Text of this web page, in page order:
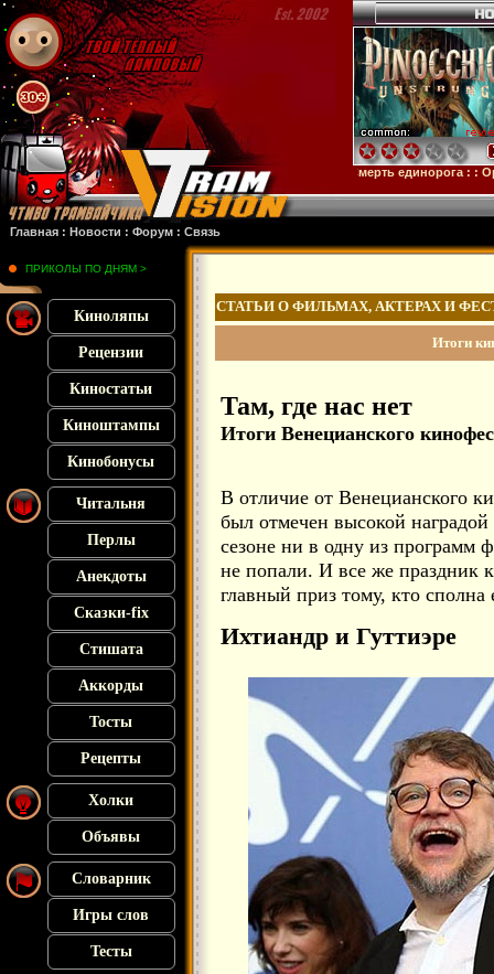
Главная : Новости : Форум : Связь
: :Микки 17: :Субстанция : :28 лет спустя Смерть единорога: :Орудия :
ПРИКОЛЫ ПО ДНЯМ >
Киноляпы
Рецензии
Киностатьи
Киноштампы
Кинобонусы
Читальня
Перлы
Анекдоты
Сказки-fix
Стишата
Аккорды
Тосты
Рецепты
Холки
Объявы
Словарник
Игры слов
Тесты
СТАТЬИ О ФИЛЬМАХ, АКТЕРАХ И
Итоги
Там, где нас нет
Итоги Венецианского
В отличие от Венецианского
был отмечен высокой
сезоне ни в одну из программ
не попали. И все же праздник
главный приз тому, кто сполна
Ихтиандр и Гуттиэре